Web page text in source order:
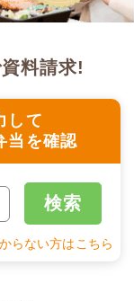
して
当を確認
料請求!
検索
らない方はこちら